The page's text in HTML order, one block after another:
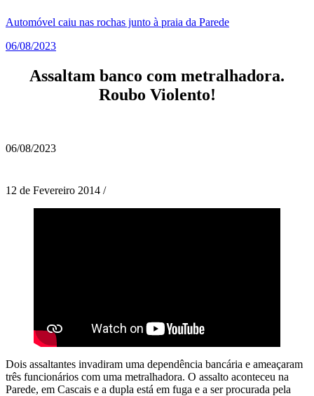
Automóvel caiu nas rochas junto à praia da Parede
06/08/2023
Assaltam banco com metralhadora.
Roubo Violento!
06/08/2023
12 de Fevereiro 2014 /
Dois assaltantes invadiram uma dependência bancária e ameaçaram
três funcionários com uma metralhadora. O assalto aconteceu na
Parede, em Cascais e a dupla está em fuga e a ser procurada pela